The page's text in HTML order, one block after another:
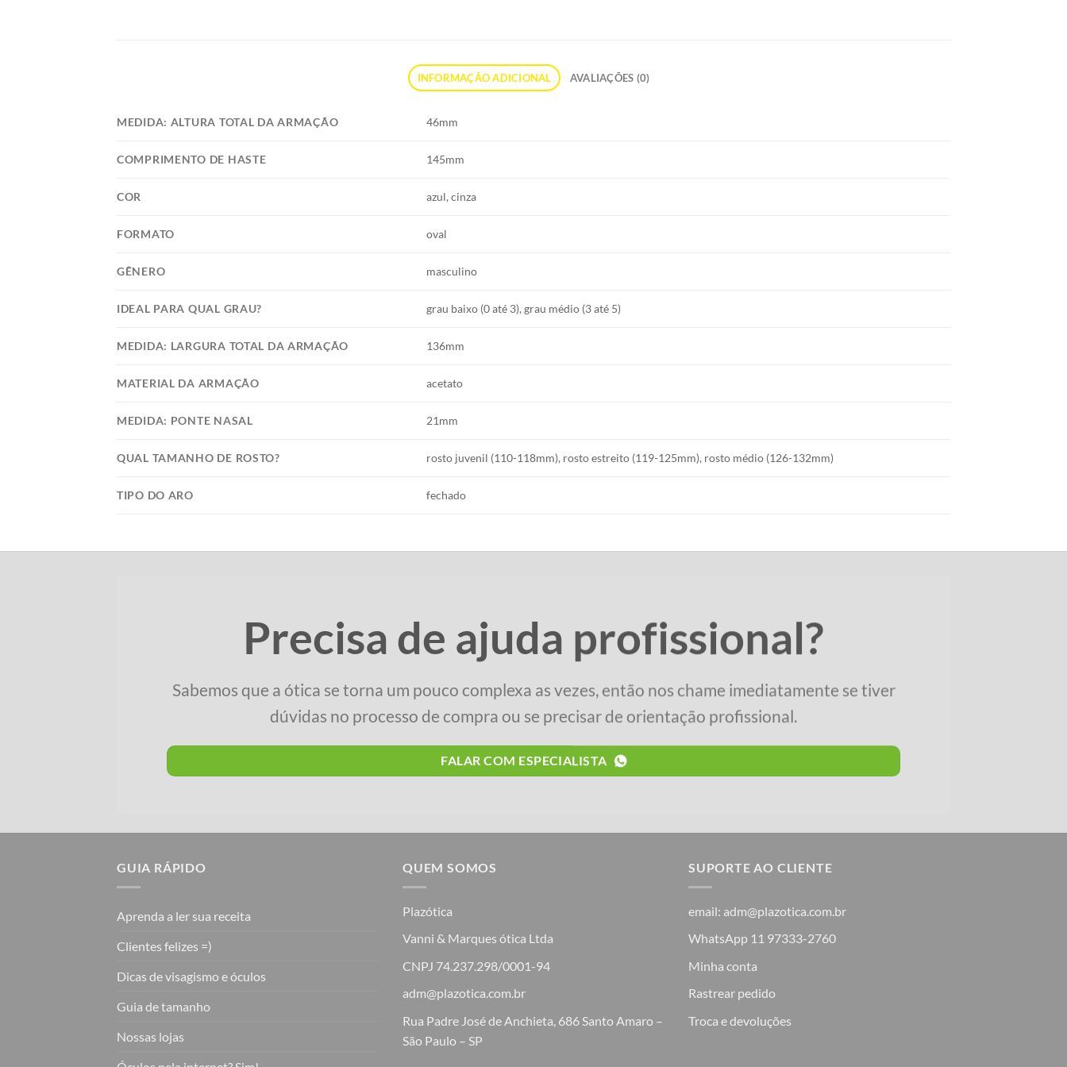
INFORMAÇÃO ADICIONAL AVALIAÇÕES (0)
MEDIDA: ALTURA TOTAL DA ARMAÇÃO 46mm
COMPRIMENTO DE HASTE 145mm
COR azul, cinza
FORMATO oval
GÊNERO masculino
IDEAL PARA QUAL GRAU? grau baixo (0 até 3), grau médio (3 até 5)
MEDIDA: LARGURA TOTAL DA ARMAÇÃO 136mm
MATERIAL DA ARMAÇÃO acetato
MEDIDA: PONTE NASAL 21mm
QUAL TAMANHO DE ROSTO? rosto juvenil (110-118mm), rosto estreito (119-125mm), rosto médio (126-132mm)
TIPO DO ARO fechado
Precisa de ajuda profissional?
Sabemos que a ótica se torna um pouco complexa as vezes, então nos chame imediatamente se tiver
dúvidas no processo de compra ou se precisar de orientação profissional.
FALAR COM ESPECIALISTA
GUIA RÁPIDO
Aprenda a ler sua receita
Clientes felizes =)
Dicas de visagismo e óculos
Guia de tamanho
Nossas lojas
QUEM SOMOS
Plazótica
Vanni & Marques ótica Ltda
CNPJ 74.237.298/0001-94
adm@plazotica.com.br
Rua Padre José de Anchieta, 686 Santo Amaro –
São Paulo – SP
SUPORTE AO CLIENTE
email: adm@plazotica.com.br
WhatsApp 11 97333-2760
Minha conta
Rastrear pedido
Troca e devoluções